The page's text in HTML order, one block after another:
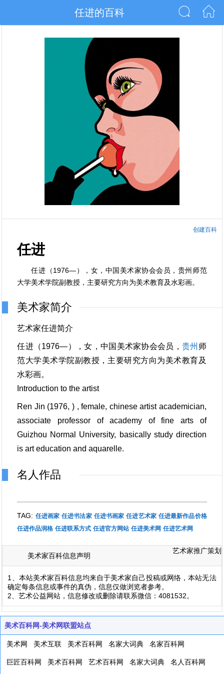
任进的百科
创建百科
任进
任进（1976—），女，中国美术家协会会员，贵州师范
大学美术学院副教授，主要研究方向为美术教育及水彩画。
美术家简介
艺术家任进简介
任进（1976—），女，中国美术家协会会员， 贵州 师
范大学美术学院副教授，主要研究方向为美术教育及
水彩画。
Introduction to the artist
Ren Jin (1976, ) , female, chinese artist academician,
associate professor of academy of fine arts of
Guizhou Normal University, basically study direction
is art education and aquarelle.
名人作品
TAG: 任进画家 任进书法家 任进书画家 任进艺术家 任进最新作品价格
任进作品润格 任进联系方式 任进官方网站 任进美术网 任进艺术网
美术家百科信息声明
艺术家推广策划
1、本站美术家百科信息均来自于美术家自己投稿或网络，本站无法
确定每条信息或事件的真伪，信息仅做浏览者参考。
2、艺术公益网站，信息修改或删除请联系微信：4081532。
美术百科网-美术网联盟站点
美术网 美术互联 美术百科网 名家大词典 名家百科网
巨匠百科网 美术百科网 艺术百科网 名家大词典 名人百科网